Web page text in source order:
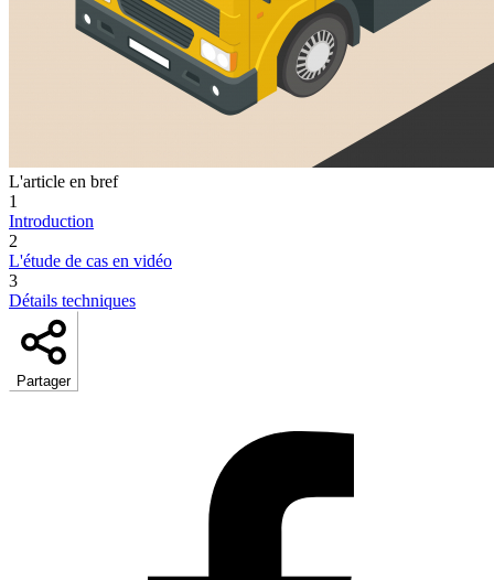
L'article en bref
1
Introduction
2
L'étude de cas en vidéo
3
Détails techniques
Partager